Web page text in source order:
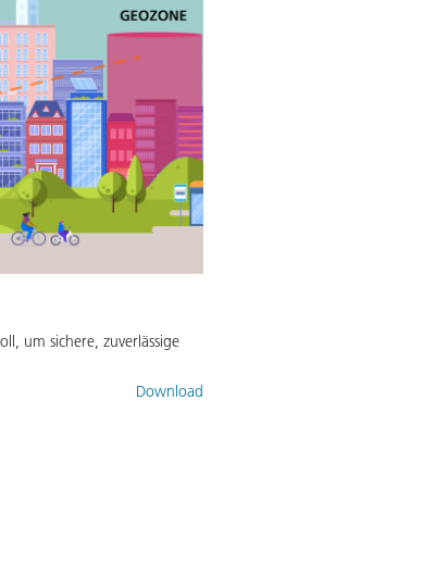
um sichere, zuverlässige
Download